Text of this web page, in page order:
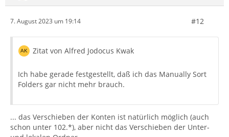
7. August 2023 um 19:14 #12
Zitat von Alfred Jodocus Kwak
Ich habe gerade festgestellt, daß ich das Manually Sort
Folders gar nicht mehr brauch.
... das Verschieben der Konten ist natürlich möglich (auch
schon unter 102.*), aber nicht das Verschieben der Unter-